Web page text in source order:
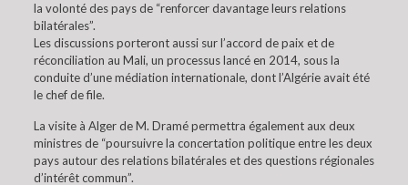
la volonté des pays de “renforcer davantage leurs relations
bilatérales”.
Les discussions porteront aussi sur l’accord de paix et de
réconciliation au Mali, un processus lancé en 2014, sous la
conduite d’une médiation internationale, dont l’Algérie avait été
le chef de file.
La visite à Alger de M. Dramé permettra également aux deux
ministres de “poursuivre la concertation politique entre les deux
pays autour des relations bilatérales et des questions régionales
d’intérêt commun”.